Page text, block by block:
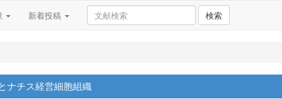
新着投稿 検索
ナチス経営細胞組織